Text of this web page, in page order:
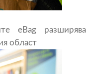
eBag разширява
област